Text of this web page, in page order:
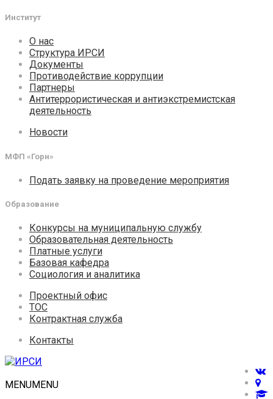
Институт
О нас
Структура ИРСИ
Документы
Противодействие коррупции
Партнеры
Антитеррористическая и антиэкстремистская
деятельность
Новости
МФП «Горн»
Подать заявку на проведение мероприятия
Образование
Конкурсы на муниципальную службу
Образовательная деятельность
Платные услуги
Базовая кафедра
Социология и аналитика
Проектный офис
ТОС
Контрактная служба
Контакты
MENUMENU